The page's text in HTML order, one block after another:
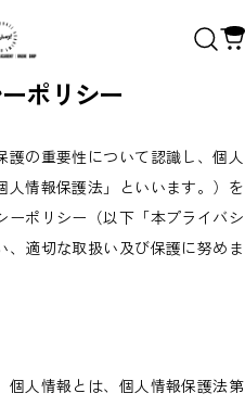
ポリシー
の重要性について認識し、個人
人情報保護法」といいます。）を
ーポリシー（以下「本プライバシ
、適切な取扱い及び保護に努めま
個人情報とは、個人情報保護法第